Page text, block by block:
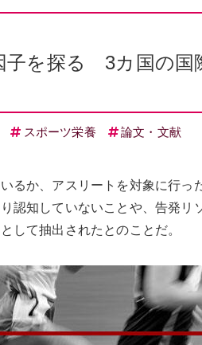
子を探る 3カ国の国
スポーツ栄養 論文・文献
るか、アスリートを対象に行
認知していないことや、告発リ
して抽出されたとのことだ。